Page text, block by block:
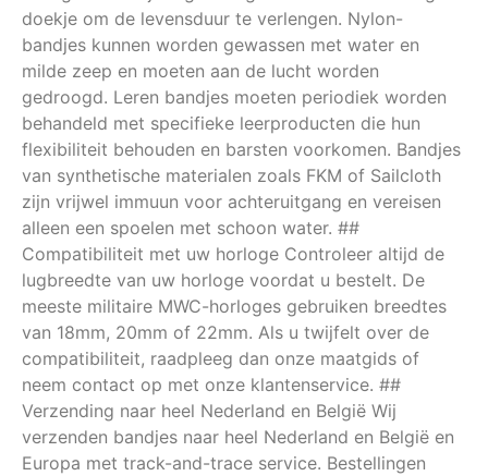
doekje om de levensduur te verlengen. Nylon-
bandjes kunnen worden gewassen met water en
milde zeep en moeten aan de lucht worden
gedroogd. Leren bandjes moeten periodiek worden
behandeld met specifieke leerproducten die hun
flexibiliteit behouden en barsten voorkomen. Bandjes
van synthetische materialen zoals FKM of Sailcloth
zijn vrijwel immuun voor achteruitgang en vereisen
alleen een spoelen met schoon water. ##
Compatibiliteit met uw horloge Controleer altijd de
lugbreedte van uw horloge voordat u bestelt. De
meeste militaire MWC-horloges gebruiken breedtes
van 18mm, 20mm of 22mm. Als u twijfelt over de
compatibiliteit, raadpleeg dan onze maatgids of
neem contact op met onze klantenservice. ##
Verzending naar heel Nederland en België Wij
verzenden bandjes naar heel Nederland en België en
Europa met track-and-trace service. Bestellingen